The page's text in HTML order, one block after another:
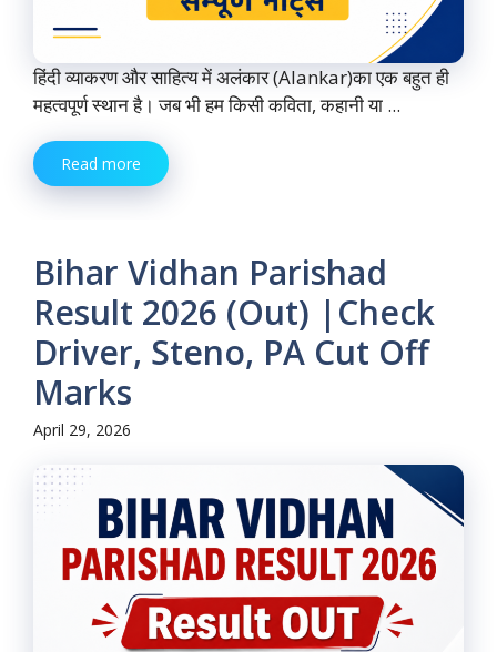
हिंदी व्याकरण और साहित्य में अलंकार (Alankar)का एक बहुत ही
महत्वपूर्ण स्थान है। जब भी हम किसी कविता, कहानी या ...
Read more
Bihar Vidhan Parishad
Result 2026 (Out) |Check
Driver, Steno, PA Cut Off
Marks
April 29, 2026